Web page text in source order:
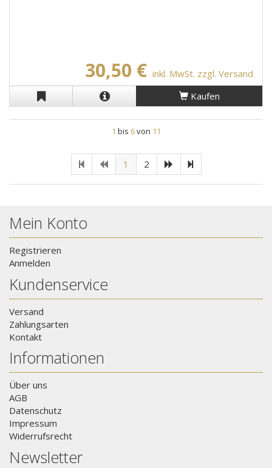
30,50 € inkl. MwSt. zzgl. Versand
Kaufen
1 bis 6von 11
1 2
Mein Konto
Registrieren
Anmelden
Kundenservice
Versand
Zahlungsarten
Kontakt
Informationen
Über uns
AGB
Datenschutz
Impressum
Widerrufsrecht
Newsletter